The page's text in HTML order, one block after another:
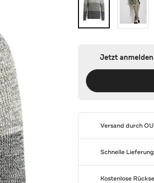
Jetzt
Versand durch
Schnelle
Kostenlose